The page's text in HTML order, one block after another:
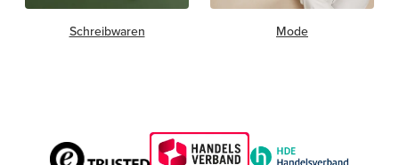
Schreibwaren Mode